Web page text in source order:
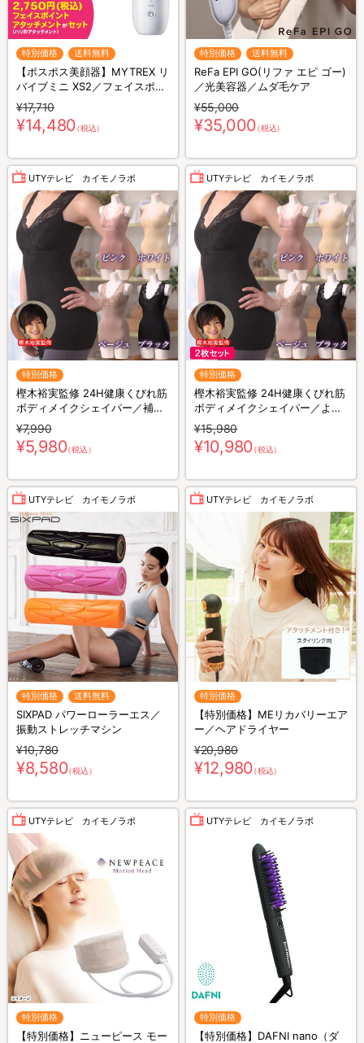
特別価格 送料無料
【ポスポス美顔器】MYTREX リ
バイブミニ XS2／フェイスポイ
ントアタッチメントセット／ハ
ンディガン／美顔器
¥17,710
¥14,480（税込）
特別価格 送料無料
ReFa EPI GO(リファ エピ ゴー)
／光美容器／ムダ毛ケア
¥55,000
¥35,000（税込）
UTYテレビ カイモノラボ
特別価格
樫木裕実監修 24H健康くびれ筋
ボディメイクシェイパー／補整
キャミソール／1枚4役
¥7,990
¥5,980（税込）
UTYテレビ カイモノラボ
特別価格
樫木裕実監修 24H健康くびれ筋
ボディメイクシェイパー／より
どり2枚セット／補整キャミソ
ール／1枚4役
¥15,980
¥10,980（税込）
UTYテレビ カイモノラボ
特別価格 送料無料
SIXPAD パワーローラーエス／
振動ストレッチマシン
¥10,780
¥8,580（税込）
UTYテレビ カイモノラボ
特別価格
【特別価格】MEリカバリーエア
ー／ヘアドライヤー
¥20,980
¥12,980（税込）
UTYテレビ カイモノラボ
特別価格
【特別価格】ニューピース モー
UTYテレビ カイモノラボ
特別価格
【特別価格】DAFNI nano（ダ